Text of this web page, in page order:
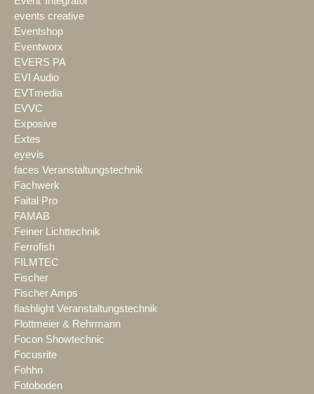
events creative
Eventshop
Eventworx
EVERS PA
EVI Audio
EVTmedia
EVVC
Exposive
Extes
eyevis
faces Veranstaltungstechnik
Fachwerk
Faital Pro
FAMAB
Feiner Lichttechnik
Ferrofish
FILMTEC
Fischer
Fischer Amps
flashlight Veranstaltungstechnik
Flottmeier & Rehrmann
Focon Showtechnic
Focusrite
Fohhn
Fotoboden